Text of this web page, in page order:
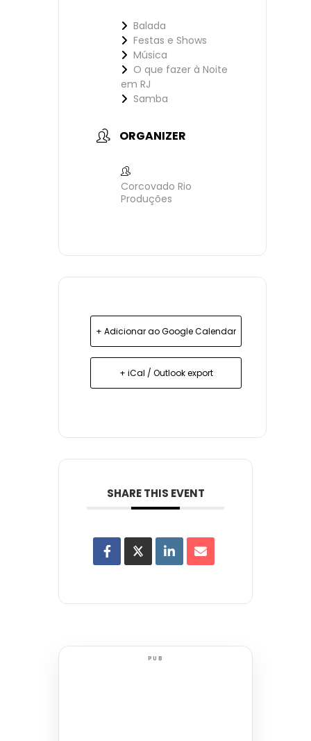
Balada
Festas e Shows
Música
O que fazer à Noite
em RJ
Samba
ORGANIZER
Corcovado Rio
Produções
+ Adicionar ao Google Calendar
+ iCal / Outlook export
SHARE THIS EVENT
PUB